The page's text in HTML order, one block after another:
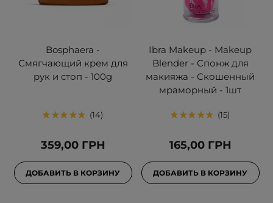
Bosphaera -
Смягчающий крем для
рук и стоп - 100g
14
359,00 ГРН
ДОБАВИТЬ В КОРЗИНУ
Ibra Makeup - Makeup
Blender - Спонж для
макияжа - Скошенный
мраморный - 1шт
15
165,00 ГРН
ДОБАВИТЬ В КОРЗИНУ